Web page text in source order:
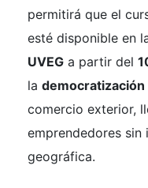
permitirá que el
esté disponible en
UVEG a partir del
la
comercio exterior,
emprendedores
geográfica.